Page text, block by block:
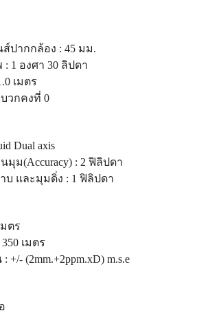
ปากกล้อง : 45 มม.
1 องศา 30 ลิปดา
เมตร
วกคงที่ 0
Dual axis
มุม(Accuracy) : 2 ฟิลิปดา
บ และมุมดิ่ง : 1 ฟิลิปดา
ตร
เมตร
: +/- (2mm.+2ppm.xD) m.s.e